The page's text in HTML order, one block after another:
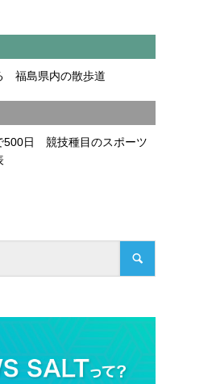
福島県内の散歩道
500日 競技種目のスポーツ